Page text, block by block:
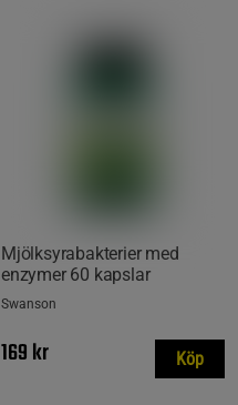
Mjölksyrabakterier med
enzymer 60 kapslar
Swanson
169 kr Köp